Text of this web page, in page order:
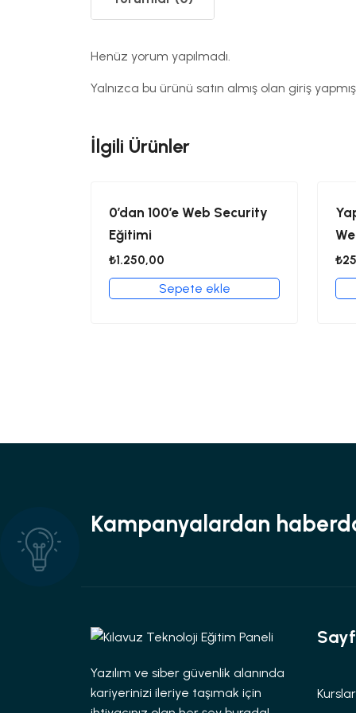
Henüz yorum yapılmadı.
Yalnızca bu ürünü satın almış olan giriş
İlgili Ürünler
0’dan 100’e Web Security
Eğitimi
₺1.250,00
Sepete ekle
₺
Kampanyalardan
Yazılım ve siber güvenlik alanında
kariyerinizi ileriye taşımak için
Kurslar